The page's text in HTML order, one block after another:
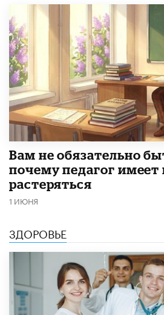
​Вам не обязательно
почему педагог имеет
растеряться
1 ИЮНЯ
ЗДОРОВЬЕ